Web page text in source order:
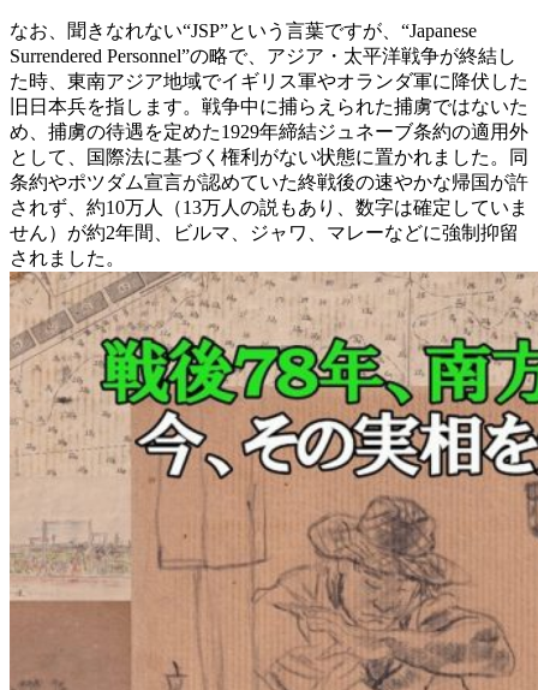
なお、聞きなれない“JSP”という言葉ですが、“Japanese
Surrendered Personnel”の略で、アジア・太平洋戦争が終結し
た時、東南アジア地域でイギリス軍やオランダ軍に降伏した
旧日本兵を指します。戦争中に捕らえられた捕虜ではないた
め、捕虜の待遇を定めた1929年締結ジュネーブ条約の適用外
として、国際法に基づく権利がない状態に置かれました。同
条約やポツダム宣言が認めていた終戦後の速やかな帰国が許
されず、約10万人（13万人の説もあり、数字は確定していま
せん）が約2年間、ビルマ、ジャワ、マレーなどに強制抑留
されました。